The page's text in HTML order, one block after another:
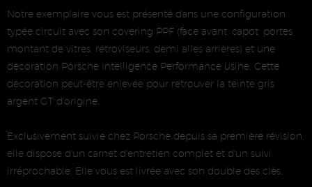
Notre exemplaire vous est présenté dans une configuration
typée circuit avec son covering PPF (face avant, capot, portes,
montant de vitres, rétroviseurs, demi ailes arrières) et une
décoration Porsche Intelligence Performance usine. Cette
décoration peut-être enlevée pour retrouver la teinte gris
argent GT d'origine.
Exclusivement suivie chez Porsche depuis sa première révision,
elle dispose d'un carnet d'entretien complet et d'un suivi
irréprochable. Elle vous est livrée avec son double des clés.